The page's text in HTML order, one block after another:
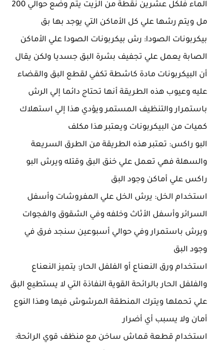
الماء فلكل عشرين نقطة من الزيت يتم وضع حوالي 200
مل ويتم رشها علي كل الأماكن التي يوجد بها بق
بيكربونات الصودا: رش بيكربونات الصودا علي الأماكن
الصابة يعمل علي تجفيف بشرة البق جسديا ولكن يقال
أن البيكربونات مادة كاشطة تكفي لقطع البق والقضاء
عليه وعيوب هذه الطريقة أنها تحتاج دائما إلي الرش
باستمرار والتنظيف المستمر ويؤدي هذا إلي استهلاك
كميات من البيكربونات ويعتبر هذا مكلف
البو راكس: تعتبر هذه الطريقة من الطرق السريعة
والسهلة فهي تعمل علي خنق البق وقتله ويرش البو
راكس علي أماكن وجود البق
استخدام الخل: يرش الخل علي المفروشات وأسفل
السرائر وأسفل الأثاث وخلفه وفي الشقوق والفجوات
ويرش باستمرار وفي حوالي أسبوعين سنجد فرق في
وجود البق
استخدام ورق النعناع أو الفلفل الحار: يتميز النعناع
والفلفل الحار بالرائحة القوية النفاذة التي لا يستطيع البق
علي تحملها ويترك المنطقة المرشوش فيها وهذا النوع
أمان ولا يسبب أي أضرار
استخدام قطعة قماش ساخن مع منظف قوي الرائحة: